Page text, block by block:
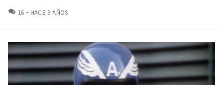
16 COMENTARIOS
HACE 9 AÑOS